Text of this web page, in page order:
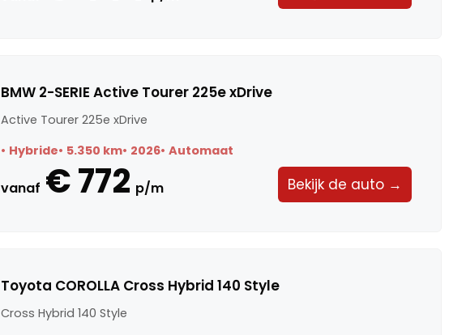
BMW 2-SERIE Active Tourer 225e xDrive
Active Tourer 225e xDrive
Hybride 5.350 km 2026 Automaat
vanaf € 772 p/m Bekijk de auto →
Toyota COROLLA Cross Hybrid 140 Style
Cross Hybrid 140 Style